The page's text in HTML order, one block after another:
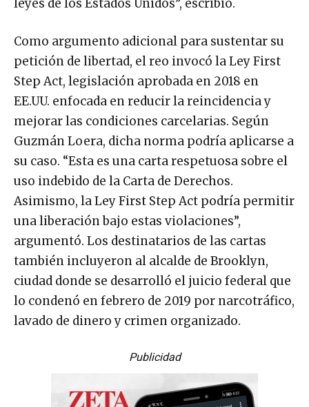
leyes de los Estados Unidos”, escribió.
Como argumento adicional para sustentar su
petición de libertad, el reo invocó la Ley First
Step Act, legislación aprobada en 2018 en
EE.UU. enfocada en reducir la reincidencia y
mejorar las condiciones carcelarias. Según
Guzmán Loera, dicha norma podría aplicarse a
su caso. “Esta es una carta respetuosa sobre el
uso indebido de la Carta de Derechos.
Asimismo, la Ley First Step Act podría permitir
una liberación bajo estas violaciones”,
argumentó. Los destinatarios de las cartas
también incluyeron al alcalde de Brooklyn,
ciudad donde se desarrolló el juicio federal que
lo condenó en febrero de 2019 por narcotráfico,
lavado de dinero y crimen organizado.
Publicidad